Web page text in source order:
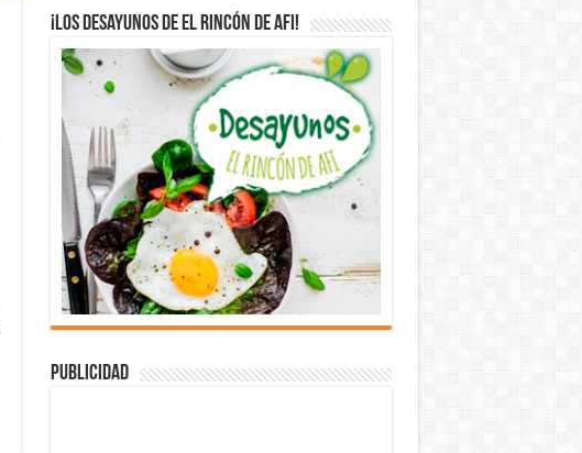
¡Los desayunos de El Rincón de Afi!
Publicidad